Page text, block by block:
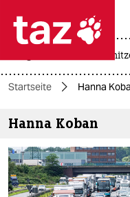
 taz
themen
politik
öko
Startseite Hanna
Hanna Koban